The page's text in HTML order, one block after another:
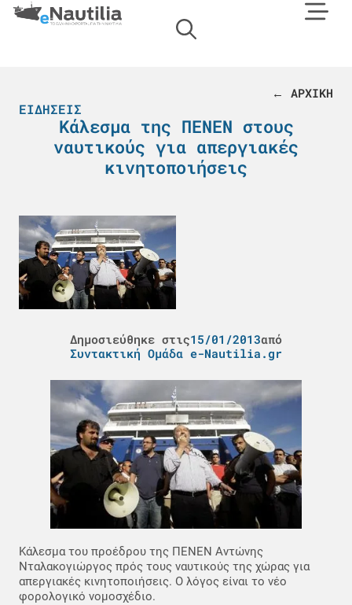
← ΑΡΧΙΚΗ
ΕΙΔΉΣΕΙΣ
Κάλεσμα της ΠΕΝΕΝ στους
ναυτικούς για απεργιακές
κινητοποιήσεις
Δημοσιεύθηκε στις15/01/2013από
Συντακτική Ομάδα e-Nautilia.gr
Κάλεσμα του προέδρου της ΠΕΝΕΝ Αντώνης
Νταλακογιώργος πρός τους ναυτικούς της χώρας για
απεργιακές κινητοποιήσεις. Ο λόγος είναι το νέο
φορολογικό νομοσχέδιο.